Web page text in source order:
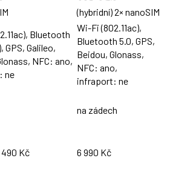
(hybridní) 2× nanoSIM
Bluetooth
GPS, Galileo,
NFC: ano,
ne
Wi-Fi (802.11ac),
Bluetooth 5.0, GPS,
Beidou, Glonass,
NFC: ano,
infraport: ne
na zádech
Kč 6 990 Kč